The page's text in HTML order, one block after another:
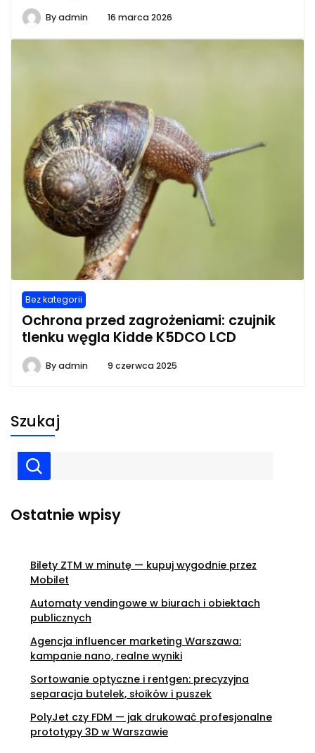
Byadmin 16 marca 2026
Bez kategorii
Ochrona przed zagrożeniami: czujnik
tlenku węgla Kidde K5DCO LCD
Byadmin 9 czerwca 2025
Szukaj
Ostatnie wpisy
Bilety ZTM w minutę — kupuj wygodnie przez
Mobilet
Automaty vendingowe w biurach i obiektach
publicznych
Agencja influencer marketing Warszawa:
kampanie nano, realne wyniki
Sortowanie optyczne i rentgen: precyzyjna
separacja butelek, słoików i puszek
PolyJet czy FDM — jak drukować profesjonalne
prototypy 3D w Warszawie